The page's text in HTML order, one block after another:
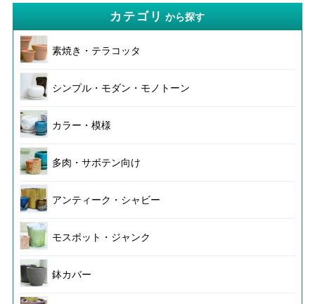
カテゴリ から探す
素焼き・テラコッタ
シンプル・モダン・モノトーン
カラー・模様
多肉・サボテン向け
アンティーク・シャビー
モスポット・ジャンク
鉢カバー